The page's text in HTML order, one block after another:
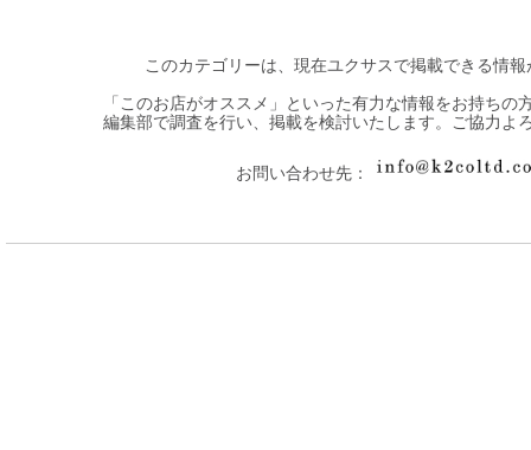
このカテゴリーは、現在ユクサスで掲載できる情
「このお店がオススメ」といった有力な情報をお持ちの
編集部で調査を行い、掲載を検討いたします。ご協力よ
お問い合わせ先：